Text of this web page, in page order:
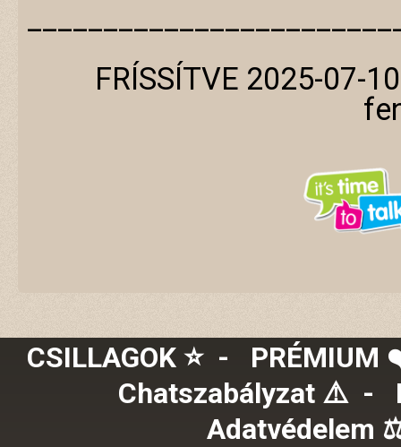
FRÍSSÍTVE 2025-07-
CSILLAGOK ⭐- PRÉMIUM
Chatszabályzat ⚠️-
Adatvédelem